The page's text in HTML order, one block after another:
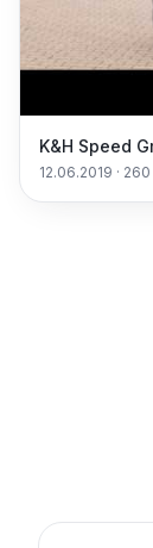
12.06.2019 · 260